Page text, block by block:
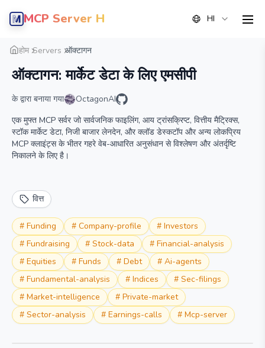
MCP Server Hub HI
होम Servers ऑक्टागन
ऑक्टागन: मार्केट डेटा के लिए एमसीपी
के द्वारा बनाया गया
OctagonAI
एक मुफ्त MCP सर्वर जो सार्वजनिक फाइलिंग, आय ट्रांसक्रिप्ट, वित्तीय मैट्रिक्स,
स्टॉक मार्केट डेटा, निजी बाजार लेनदेन, और क्लॉड डेस्कटॉप और अन्य लोकप्रिय
MCP क्लाइंट्स के भीतर गहरे वेब-आधारित अनुसंधान से विश्लेषण और अंतर्दृष्टि
निकालने के लिए है।
वित्त
# Funding # Company-profile # Investors
# Fundraising # Stock-data # Financial-analysis
# Equities # Funds # Debt # Ai-agents
# Fundamental-analysis # Indices # Sec-filings
# Market-intelligence # Private-market
# Sector-analysis # Earnings-calls # Mcp-server
सारांश